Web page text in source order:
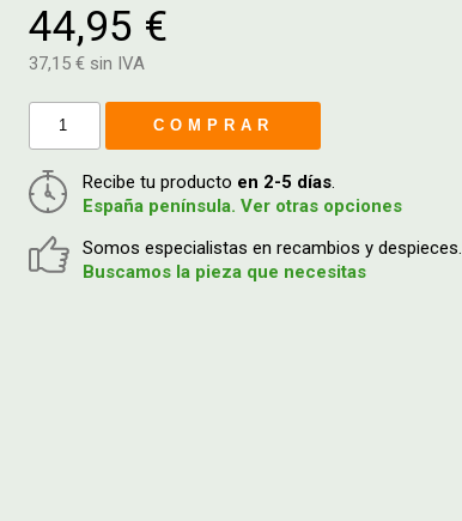
44,95 €
37,15 € sin IVA
COMPRAR
Recibe tu producto en 2-5 días.
España península. Ver otras opciones
Somos especialistas en recambios y despieces.
Buscamos la pieza que necesitas